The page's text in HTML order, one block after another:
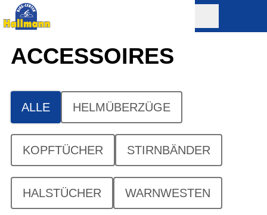
ACCESSOIRES
ALLE HELMÜBERZÜGE
KOPFTÜCHER STIRNBÄNDER
HALSTÜCHER WARNWESTEN